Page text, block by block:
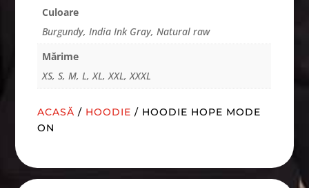
Culoare
Burgundy, India Ink Gray, Natural raw
Mărime
XS, S, M, L, XL, XXL, XXXL
ACASĂ / HOODIE / HOODIE HOPE MODE
ON